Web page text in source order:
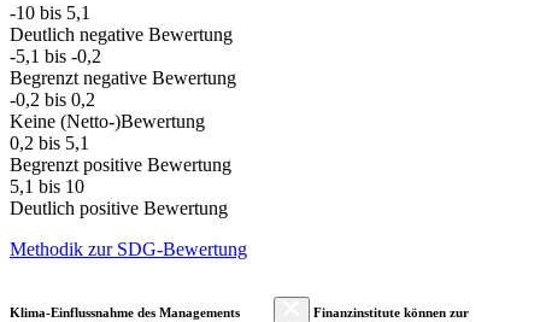
-10 bis 5,1
Deutlich negative Bewertung
-5,1 bis -0,2
Begrenzt negative Bewertung
-0,2 bis 0,2
Keine (Netto-)Bewertung
0,2 bis 5,1
Begrenzt positive Bewertung
5,1 bis 10
Deutlich positive Bewertung
Methodik zur SDG-Bewertung
Klima-Einflussnahme des Managements
Finanzinstitute können zur